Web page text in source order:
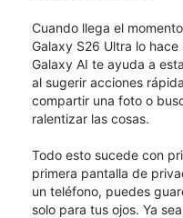
Cuando llega el
Galaxy S26 Ultra lo
Galaxy AI te ayuda a
al sugerir acciones
compartir una foto o
ralentizar las cosas.
Todo esto sucede con
primera pantalla de
un teléfono, puedes
solo para tus ojos. Ya